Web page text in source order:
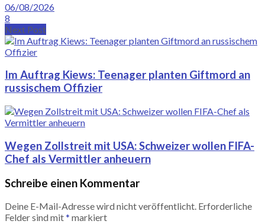
06/08/2026
8
Next Post
Im Auftrag Kiews: Teenager planten Giftmord an
russischem Offizier
Wegen Zollstreit mit USA: Schweizer wollen FIFA-
Chef als Vermittler anheuern
Schreibe einen Kommentar
Deine E-Mail-Adresse wird nicht veröffentlicht. Erforderliche
Felder sind mit* markiert